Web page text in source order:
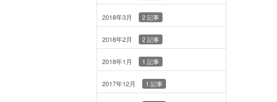
2018年3月 2 記事
2018年2月 2 記事
2018年1月 1 記事
2017年12月 1 記事